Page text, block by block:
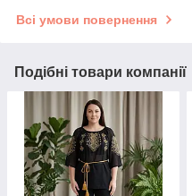
Всі умови повернення
Подібні товари компанії